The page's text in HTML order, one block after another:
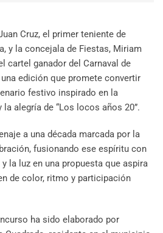
Cruz, el primer teniente de
y la concejala de Fiestas, Miriam
cartel ganador del Carnaval de
edición que promete convertir
festivo inspirado en la
alegría de “Los locos años 20”.
a una década marcada por la
fusionando ese espíritu con
la luz en una propuesta que aspira
de color, ritmo y participación
ha sido elaborado por